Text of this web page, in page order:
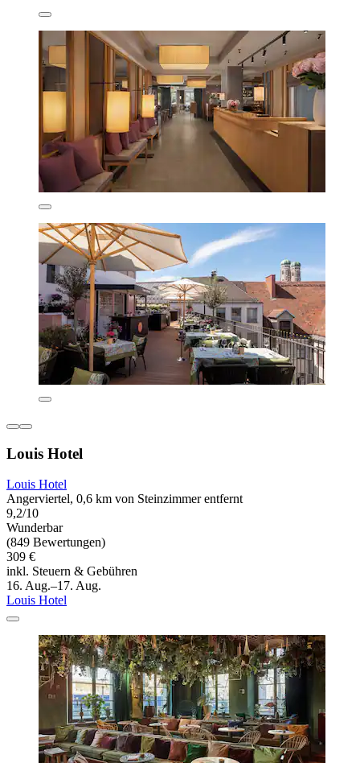
Louis Hotel
Louis Hotel
Angerviertel, 0,6 km von Steinzimmer entfernt
9,2/10
Wunderbar
(849 Bewertungen)
309 €
inkl. Steuern & Gebühren
16. Aug.–17. Aug.
Louis Hotel